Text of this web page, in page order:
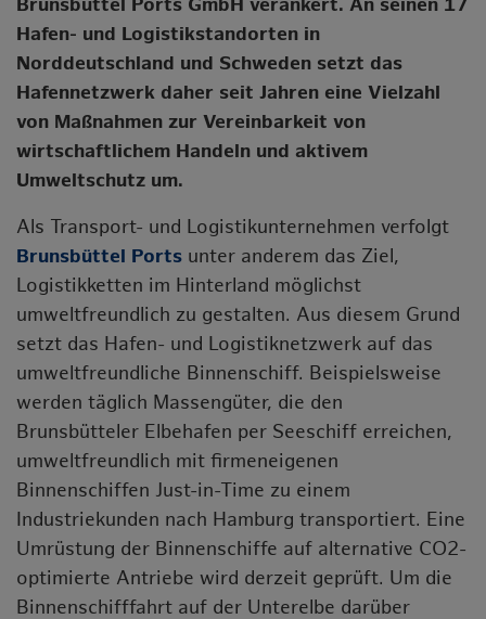
Brunsbüttel Ports GmbH verankert. An seinen 17
Hafen- und Logistikstandorten in
Norddeutschland und Schweden setzt das
Hafennetzwerk daher seit Jahren eine Vielzahl
von Maßnahmen zur Vereinbarkeit von
wirtschaftlichem Handeln und aktivem
Umweltschutz um.
Als Transport- und Logistikunternehmen verfolgt
Brunsbüttel Ports unter anderem das Ziel,
Logistikketten im Hinterland möglichst
umweltfreundlich zu gestalten. Aus diesem Grund
setzt das Hafen- und Logistiknetzwerk auf das
umweltfreundliche Binnenschiff. Beispielsweise
werden täglich Massengüter, die den
Brunsbütteler Elbehafen per Seeschiff erreichen,
umweltfreundlich mit firmeneigenen
Binnenschiffen Just-in-Time zu einem
Industriekunden nach Hamburg transportiert. Eine
Umrüstung der Binnenschiffe auf alternative CO2-
optimierte Antriebe wird derzeit geprüft. Um die
Binnenschifffahrt auf der Unterelbe darüber